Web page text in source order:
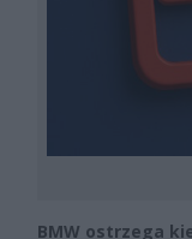
BMW ostrzega